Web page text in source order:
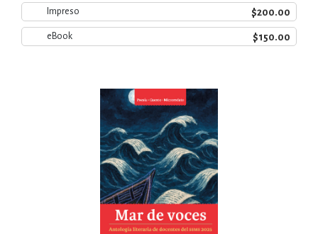
Impreso $200.00
eBook $150.00